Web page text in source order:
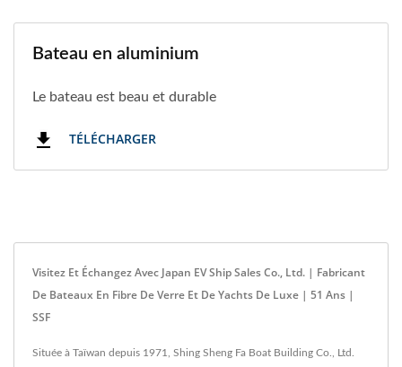
Bateau en aluminium
Le bateau est beau et durable
TÉLÉCHARGER
Visitez Et Échangez Avec Japan EV Ship Sales Co., Ltd. | Fabricant
De Bateaux En Fibre De Verre Et De Yachts De Luxe | 51 Ans |
SSF
Située à Taïwan depuis 1971, Shing Sheng Fa Boat Building Co., Ltd.